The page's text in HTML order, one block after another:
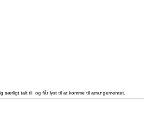
særligt talt til, og får lyst til at komme til arrangementet.